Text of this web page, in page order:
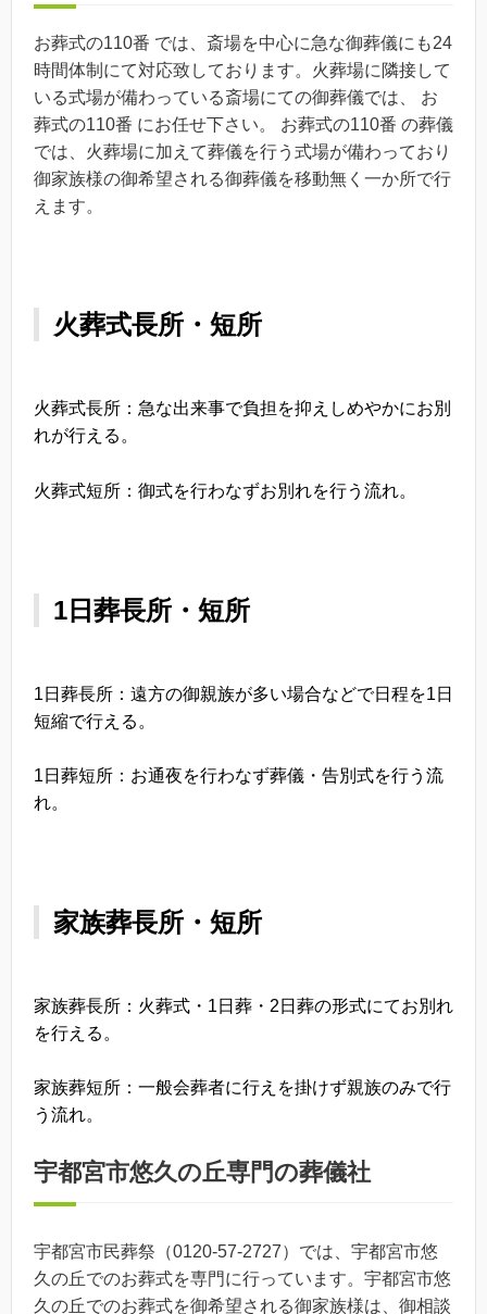
お葬式の110番 では、斎場を中心に急な御葬儀にも24
時間体制にて対応致しております。火葬場に隣接して
いる式場が備わっている斎場にての御葬儀では、 お
葬式の110番 にお任せ下さい。 お葬式の110番 の葬儀
では、火葬場に加えて葬儀を行う式場が備わっており
御家族様の御希望される御葬儀を移動無く一か所で行
えます。
火葬式長所・短所
火葬式長所：急な出来事で負担を抑えしめやかにお別
れが行える。
火葬式短所：御式を行わなずお別れを行う流れ。
1日葬長所・短所
1日葬長所：遠方の御親族が多い場合などで日程を1日
短縮で行える。
1日葬短所：お通夜を行わなず葬儀・告別式を行う流
れ。
家族葬長所・短所
家族葬長所：火葬式・1日葬・2日葬の形式にてお別れ
を行える。
家族葬短所：一般会葬者に行えを掛けず親族のみで行
う流れ。
宇都宮市悠久の丘専門の葬儀社
宇都宮市民葬祭（0120-57-2727）では、宇都宮市悠
久の丘でのお葬式を専門に行っています。宇都宮市悠
久の丘でのお葬式を御希望される御家族様は、御相談